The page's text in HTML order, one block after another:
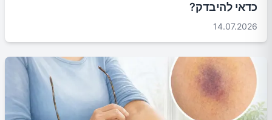
כדאי להיבדק?
14.07.2026